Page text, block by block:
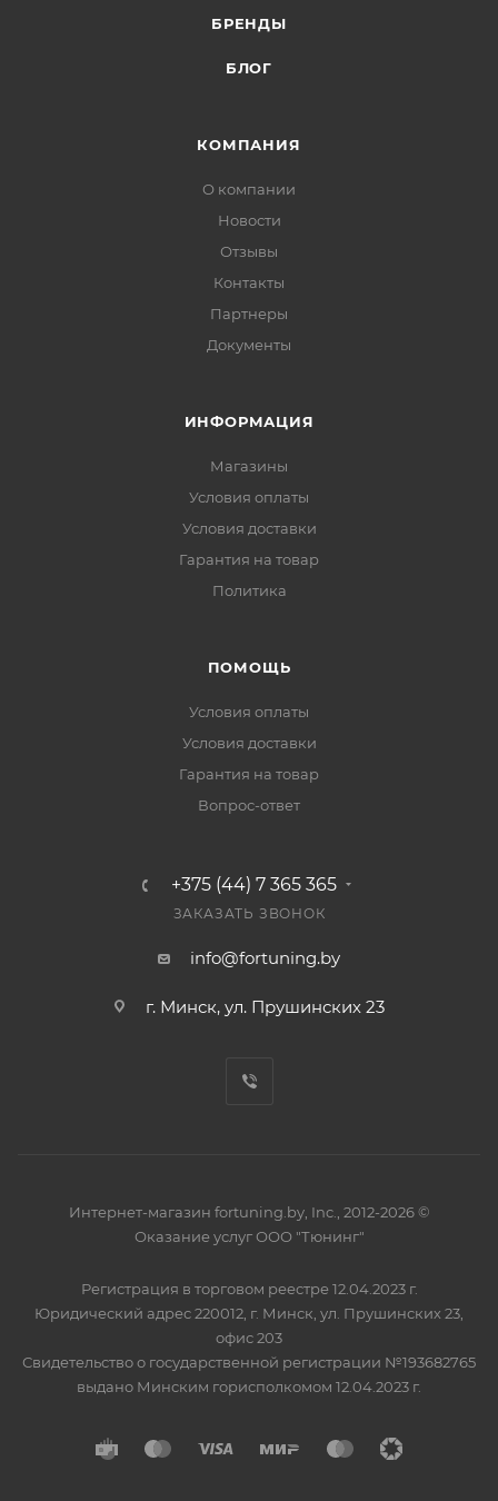
БРЕНДЫ
БЛОГ
КОМПАНИЯ
О компании
Новости
Отзывы
Контакты
Партнеры
Документы
ИНФОРМАЦИЯ
Магазины
Условия оплаты
Условия доставки
Гарантия на товар
Политика
ПОМОЩЬ
Условия оплаты
Условия доставки
Гарантия на товар
Вопрос-ответ
+375 (44) 7 365 365
ЗАКАЗАТЬ ЗВОНОК
info@fortuning.by
г. Минск, ул. Прушинских 23
Интернет-магазин fortuning.by, Inc., 2012-2026 ©
Оказание услуг ООО "Тюнинг"
Регистрация в торговом реестре 12.04.2023 г.
Юридический адрес 220012, г. Минск, ул. Прушинских 23,
офис 203
Свидетельство о государственной регистрации №193682765
выдано Минским горисполкомом 12.04.2023 г.